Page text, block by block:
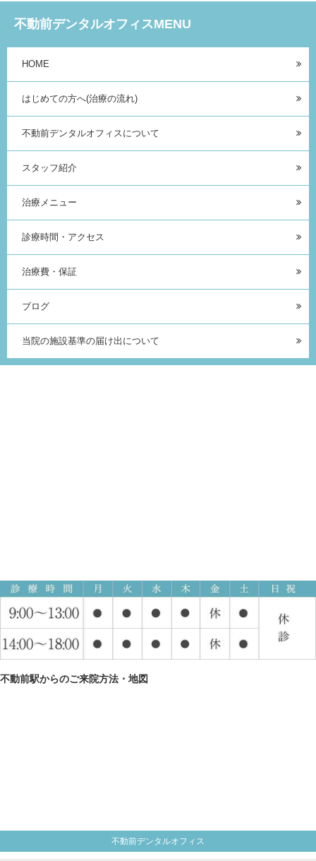
不動前デンタルオフィスMENU
HOME
はじめての方へ(治療の流れ)
不動前デンタルオフィスについて
スタッフ紹介
治療メニュー
診療時間・アクセス
治療費・保証
ブログ
当院の施設基準の届け出について
不動前駅からのご来院方法・地図
不動前デンタルオフィス